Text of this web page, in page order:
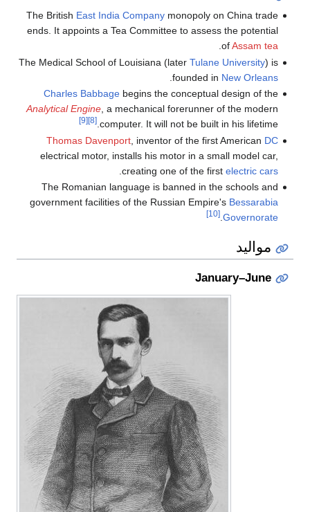
The British East India Companymonopoly on China trade
ends. It appoints a Tea Committee to assess the potential
ofAssam tea
.
The Medical School of Louisiana (later Tulane University) is
founded in New Orleans
Charles Babbagebegins the conceptual design of the
Analytical Engine, a mechanical forerunner of the modern
computer. It will not be built in his lifetime.
[8]
[9]
Thomas Davenport, inventor of the first American DC
electrical motor, installs his motor in a small model car,
creating one of the first electric cars
The Romanian language is banned in the schools and
government facilities of the Russian Empire's Bessarabia
Governorate
.
[10]
مواليد
January–June